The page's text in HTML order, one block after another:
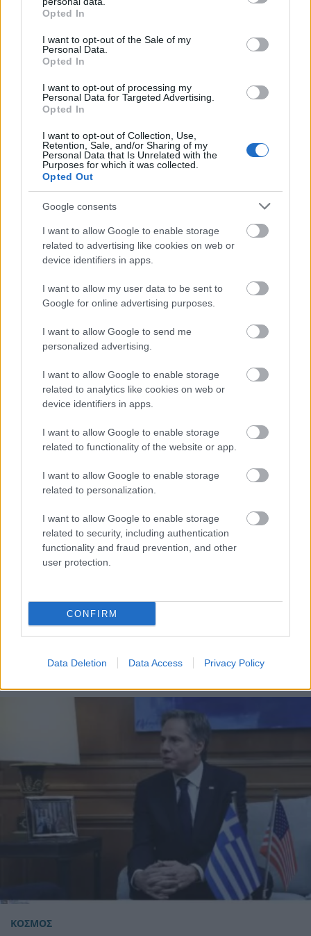
grant or deny consent to Google and its third-party tags to
use your data for below specified purposes in below Google
consent section.
Opted In
I want to opt-out of the Sale of my
Personal Data.
Opted In
I want to opt-out of processing my
Personal Data for Targeted Advertising.
Opted In
I want to opt-out of Collection, Use,
Retention, Sale, and/or Sharing of my
Personal Data that Is Unrelated with the
Purposes for which it was collected.
Opted Out
Google consents
I want to allow Google to enable storage
related to advertising like cookies on web or
device identifiers in apps.
I want to allow my user data to be sent to
Google for online advertising purposes.
I want to allow Google to send me
personalized advertising.
I want to allow Google to enable storage
related to analytics like cookies on web or
device identifiers in apps.
I want to allow Google to enable storage
related to functionality of the website or app.
I want to allow Google to enable storage
related to personalization.
I want to allow Google to enable storage
related to security, including authentication
functionality and fraud prevention, and other
user protection.
CONFIRM
Data Deletion Data Access Privacy Policy
ΚΟΣΜΟΣ
ΗΠΑ – Μπλίνκεν: «Ασφαλέστερος ο κόσμος»
χωρίς τον Νασράλα
ΚΟΣΜΟΣ
Μπλίνκεν: Επίσκεψη-αστραπή στην Αίγυπτο,
στόχος η κατάπαυση πυρός στη Γάζα
ΗΠΑ
ΚΟΣΜΟΣ